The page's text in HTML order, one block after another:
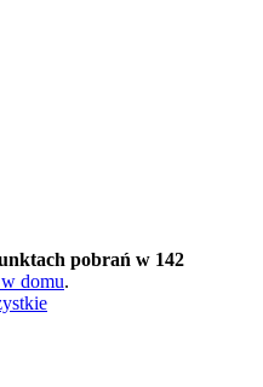
pobrań w 142
domu.